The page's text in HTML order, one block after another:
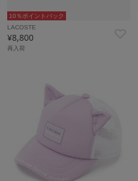
10％ポイントバック
LACOSTE
¥8,800
再入荷